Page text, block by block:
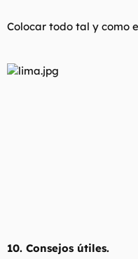
Colocar todo tal y como
10. Consejos útiles.